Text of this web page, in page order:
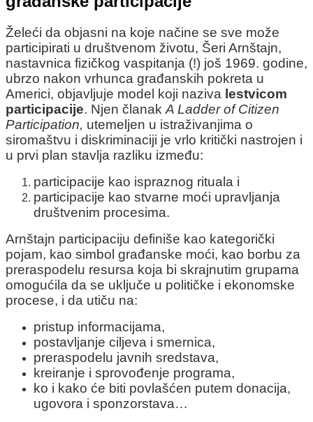
Želeći da objasni na koje načine se sve može
participirati u društvenom životu, Šeri Arnštajn,
nastavnica fizičkog vaspitanja (!) još 1969. godine,
ubrzo nakon vrhunca građanskih pokreta u
Americi, objavljuje model koji naziva lestvicom
participacije. Njen članakA Ladder of Citizen
Participation, utemeljen u istraživanjima o
siromaštvu i diskriminaciji je vrlo kritički nastrojen i
u prvi plan stavlja razliku između:
participacije kao ispraznog rituala i
participacije kao stvarne moći upravljanja
društvenim procesima.
Arnštajn participaciju definiše kao kategorički
pojam, kao simbol građanske moći, kao borbu za
preraspodelu resursa koja bi skrajnutim grupama
omogućila da se uključe u političke i ekonomske
procese, i da utiču na:
pristup informacijama,
postavljanje ciljeva i smernica,
preraspodelu javnih sredstava,
kreiranje i sprovođenje programa,
ko i kako će biti povlašćen putem donacija,
ugovora i sponzorstava…